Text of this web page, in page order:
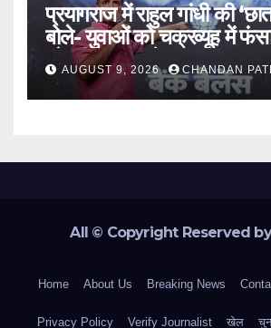
प्रयागराज में राहुल गांधी की
बोले- युवाओं को चक्रव्यूह में फंसा
नौकरी के दरवाजे बंद
AUGUST 9, 2026 CHANDAN
All © Copyright Reserved
Home About Us Breaking News
Privacy Policy Verify Journalist खेल